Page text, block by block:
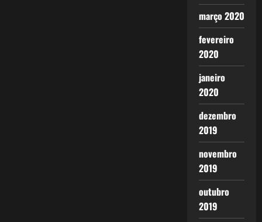
março 2020
fevereiro
2020
janeiro
2020
dezembro
2019
novembro
2019
outubro
2019